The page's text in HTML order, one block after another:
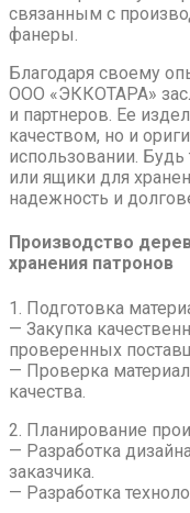
связанным с
фанеры.
Благодаря своему
ООО «ЭККОТАРА»
и партнеров. Ее
качеством, но и
использовании.
или ящики для
надежность и
Производство
хранения патронов
1. Подготовка
— Закупка
проверенных
— Проверка
качества.
2. Планирование
— Разработка
заказчика.
— Разработка